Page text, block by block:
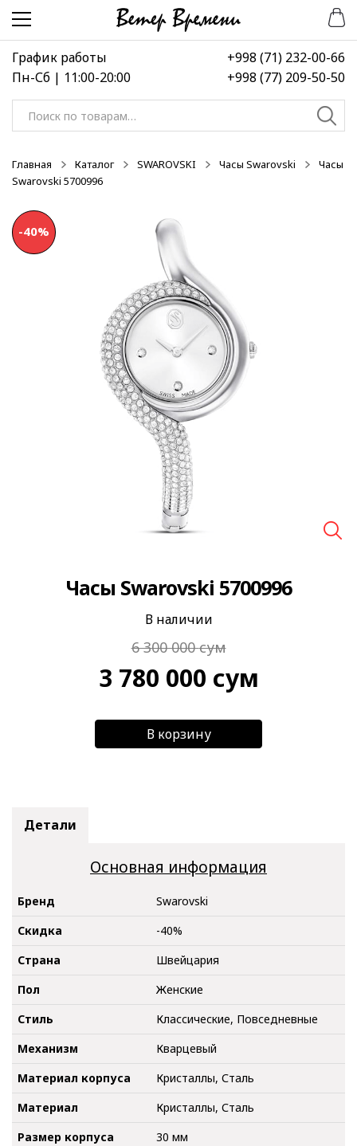
Перейти
навигации
Перейти
содержимому
График работы
Пн-Сб | 11:00-20:00
+998 (71) 232-00-66
+998 (77) 209-50-50
Искать:
Главная Каталог SWAROVSKI Часы Swarovski
Часы
Swarovski 5700996
-40%
Часы Swarovski 5700996
В наличии
6 300 000сум
3 780 000 сум
В корзину
Детали
Основная информация
Бренд
Swarovski
Скидка
-40%
Страна
Швейцария
Пол
Женские
Стиль
Классические, Повседневные
Механизм
Кварцевый
Материал корпуса
Кристаллы, Сталь
Материал
Кристаллы, Сталь
Размер корпуса
30 мм
-50%
-50%